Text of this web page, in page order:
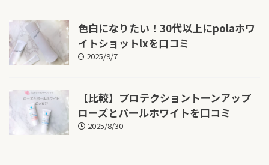
色白になりたい！30代以上にpolaホワ
イトショットlxを口コミ
2025/9/7
【比較】プロテクショントーンアップ
ローズとパールホワイトを口コミ
2025/8/30